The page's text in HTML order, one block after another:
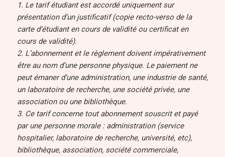
1. Le tarif étudiant est accordé uniquement sur
présentation d’un justificatif (copie recto-verso de la
carte d’étudiant en cours de validité ou certificat en
cours de validité).
2. L’abonnement et le règlement doivent impérativement
être au nom d’une personne physique. Le paiement ne
peut émaner d’une administration, une industrie de santé,
un laboratoire de recherche, une société privée, une
association ou une bibliothèque.
3. Ce tarif concerne tout abonnement souscrit et payé
par une personne morale : administration (service
hospitalier, laboratoire de recherche, université, etc),
bibliothèque, association, société commerciale,